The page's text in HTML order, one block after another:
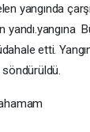
yangında
yandı.yangına
etti.
söndürüldü.